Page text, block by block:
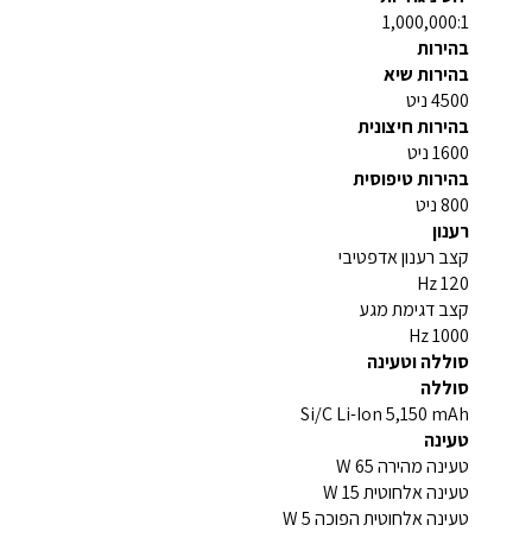
1,000,000:1
בהירות
בהירות שיא
4500 ניט
בהירות חיצונית
1600 ניט
בהירות טיפוסית
800 ניט
רענון
קצב רענון אדפטיבי
120 Hz
קצב דגימת מגע
1000 Hz
סוללה וטעינה
סוללה
Si/C Li-Ion 5,150 mAh
טעינה
טעינה מהירה 65 W
טעינה אלחוטית 15 W
טעינה אלחוטית הפוכה 5 W